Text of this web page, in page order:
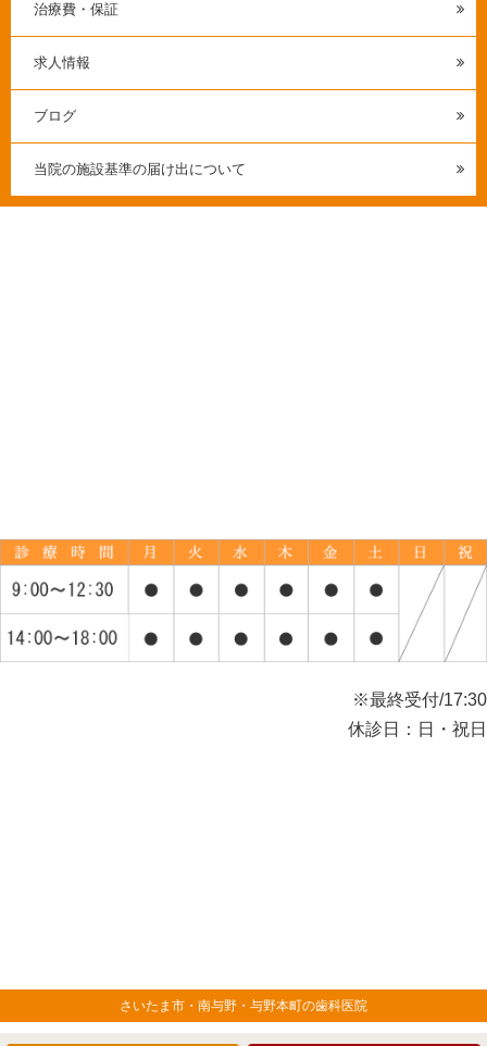
治療費・保証
求人情報
ブログ
当院の施設基準の届け出について
※最終受付/17:30
休診日：日・祝日
さいたま市・南与野・与野本町の歯科医院